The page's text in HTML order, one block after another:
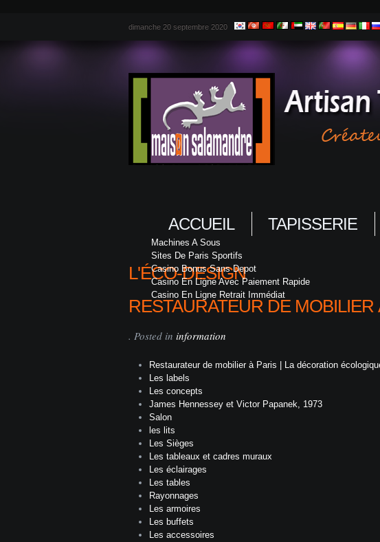
dimanche 20 septembre 2020
ACCUEIL TAPISSERIE
Machines A Sous
Sites De Paris Sportifs
Casino Bonus Sans Depot
Casino En Ligne Avec Paiement Rapide
Casino En Ligne Retrait Immédiat
L'ÉCO-DESIGN
RESTAURATEUR DE
. Posted in information
Restaurateur de mobilier à Paris | La décoration
Les labels
Les concepts
James Hennessey et Victor Papanek, 1973
Salon
les lits
Les Sièges
Les tableaux et cadres muraux
Les éclairages
Les tables
Rayonnages
Les armoires
Les buffets
Les accessoires